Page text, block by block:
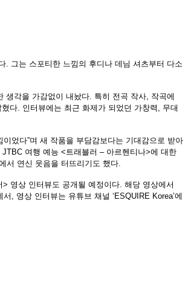
. 그는 스포티한 느낌의 후디나 데님 셔츠부터 다소
생각을 가감없이 내놨다. 특히 전곡 작사, 작곡에
혔다. 인터뷰에는 최근 화제가 되었던 가창력 , 무대
이었다”며 새 작품을 부담감보다는 기대감으로 받아
JTBC 여행 예능 <트래블러 – 아르헨티나>에 대한
서 연신 웃음을 터뜨리기도 했다.
> 영상 인터뷰도 공개될 예정이다. 해당 영상에서
서 , 영상 인터뷰는 유튜브 채널 ‘ESQUIRE Korea’에